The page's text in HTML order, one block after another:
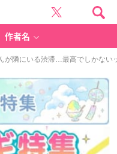
作者名
が隣にいる渋滞…最高でしかない